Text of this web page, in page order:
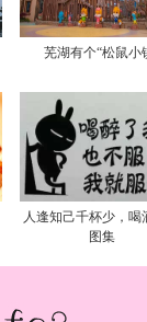
芜湖有个“松鼠小
人逢知己千杯少，喝
图集